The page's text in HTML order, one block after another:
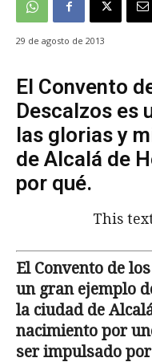
29 de agosto de 2013
El Convento
Descalzos es
las glorias y
de Alcalá de
por qué.
This
El Convento de
un gran ejemplo
la ciudad de
nacimiento por
ser impulsado